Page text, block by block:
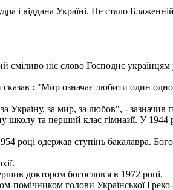
і віддана Україні. Не стало
ніс слово Господнє українцям
: "Мир означає любити один
за мир, за любов", - зазначив
та перший клас гімназії. У 1944
році одержав ступінь бакалавра.
доктором богослов'я в 1972 році.
помічником голови Української